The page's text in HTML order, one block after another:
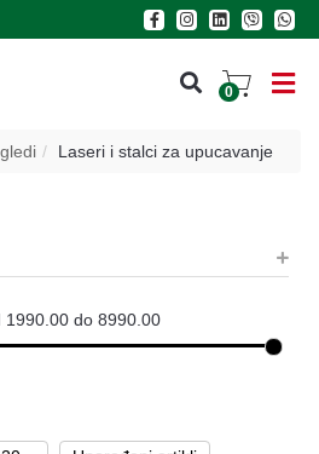
0
Laseri i stalci za upucavanje
1990.00 do 8990.00